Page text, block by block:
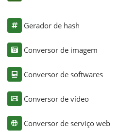
Gerador de hash
Conversor de imagem
Conversor de softwares
Conversor de vídeo
Conversor de serviço web